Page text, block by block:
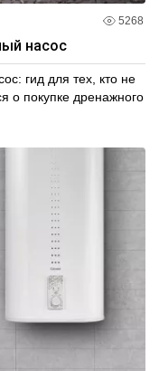
5268
насос
гид для тех, кто не
о покупке дренажного